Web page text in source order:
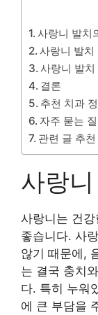
사랑니 발치
사랑니 발치
사랑니 발치
결론
추천 치과
자주 묻는
관련 글 추천
사랑
사랑니는 건
좋습니다. 사
않기 때문에,
는 결국 충치
다. 특히 누워
에 큰 부담을